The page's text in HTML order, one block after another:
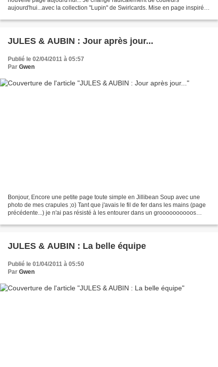
aujourd'hui...avec la collection "Lupin" de Swirlcards. Mise en page inspirée
JULES & AUBIN : Jour après jour...
Publié le 02/04/2011 à 05:57
Par Gwen
Bonjour, Encore une petite page toute simple en Jillibean Soup avec une
photo de mes crapules ;o) Tant que j'avais le fil de fer dans les mains (page
précédente...) je n'ai pas résisté à les entourer dans un groooooooooos
JULES & AUBIN : La belle équipe
Publié le 01/04/2011 à 05:50
Par Gwen